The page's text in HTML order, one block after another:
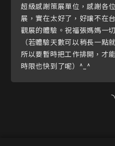
超級感謝策展單位，感謝各
展，實在太好了，好讓不在
觀展的體驗。祝福張媽媽一
（若體驗天數可以稍長一點
所以要暫時把工作排開，才
時限也快到了呢）^_^